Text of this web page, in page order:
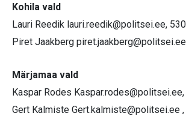
Kohila vald
Lauri Reedik lauri.reedik@politsei.ee,
Piret Jaakberg piret.jaakberg@politsei.ee
Märjamaa vald
Kaspar Rodes Kaspar.rodes@politsei.ee
Gert Kalmiste Gert.kalmiste@politsei.ee